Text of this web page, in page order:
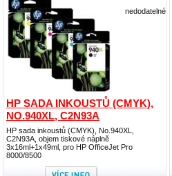
HP SADA INKOUSTŮ (CMYK),
NO.940XL, C2N93A
HP sada inkoustů (CMYK), No.940XL,
C2N93A, objem tiskové náplně
3x16ml+1x49ml, pro HP OfficeJet Pro
8000/8500
nedodatelné